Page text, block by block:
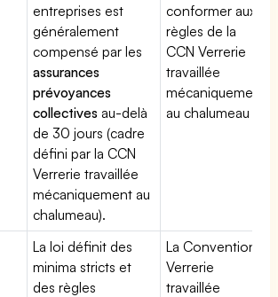
entreprises est
généralement
compensé par les
assurances
prévoyances
collectives au-delà
de 30 jours (cadre
défini par la CCN
Verrerie travaillée
mécaniquement au
chalumeau).
conformer aux
règles de la
CCN Verrerie
travaillée
mécaniquement
au chalumeau
La loi définit des
minima stricts et
des règles
La Convention
Verrerie
travaillée